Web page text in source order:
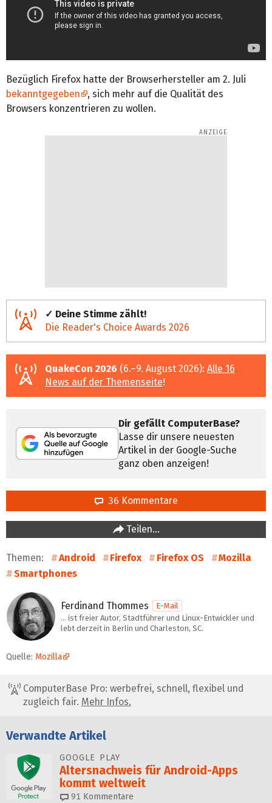
Bezüglich Firefox hatte der Browserhersteller am 2. Juli
bekanntgegeben
, sich mehr auf die Qualität des
Browsers konzentrieren zu wollen.
✓ Deine Stimme zählt!
Die Reader's Choice Awards 2026
QuakeCon 2026 (6.–9. August 2026): Alle 16
News auf der Themenseite!
Dir gefällt ComputerBase?
Lasse dir unsere neuesten
Artikel in der Google-Suche
ganz oben anzeigen!
36 Kommentare
Teilen…
Themen: Android Firefox Firefox OS
Mozilla
Smartphones
Ferdinand Thommes
E-Mail
… ist freier Autor, Stadtführer und Linux-Entwickler und
lebt derzeit in Berlin und Charleston, SC.
Quelle: Mozilla
ComputerBase Pro: werbefrei, schnell, flexibel und
zugleich fair. Mehr Infos.
Verwandte Artikel
GOOGLE PLAY
Altersnachweis für Android-Apps
kommt weltweit
91 Kommentare